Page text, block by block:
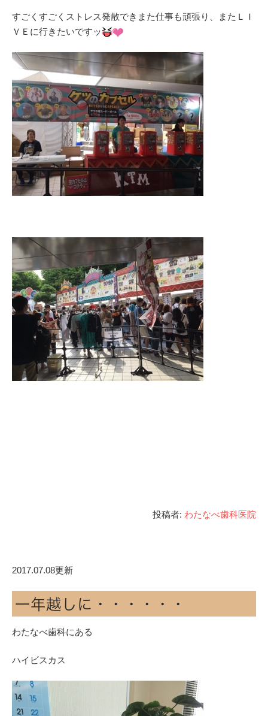
すごくすごくストレス発散できまた仕事も頑張り、またＬＩ
ＶＥに行きたいですッ
投稿者: わたなべ歯科医院
2017.07.08更新
一年越しに・・・・・・
わたなべ歯科にある
ハイビスカス